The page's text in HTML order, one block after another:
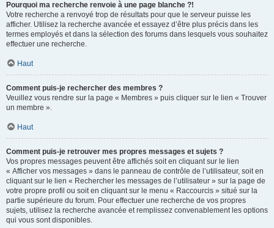
Pourquoi ma recherche renvoie à une page blanche ?!
Votre recherche a renvoyé trop de résultats pour que le serveur puisse les
afficher. Utilisez la recherche avancée et essayez d’être plus précis dans les
termes employés et dans la sélection des forums dans lesquels vous souhaitez
effectuer une recherche.
Haut
Comment puis-je rechercher des membres ?
Veuillez vous rendre sur la page « Membres » puis cliquer sur le lien « Trouver
un membre ».
Haut
Comment puis-je retrouver mes propres messages et sujets ?
Vos propres messages peuvent être affichés soit en cliquant sur le lien
« Afficher vos messages » dans le panneau de contrôle de l’utilisateur, soit en
cliquant sur le lien « Rechercher les messages de l’utilisateur » sur la page de
votre propre profil ou soit en cliquant sur le menu « Raccourcis » situé sur la
partie supérieure du forum. Pour effectuer une recherche de vos propres
sujets, utilisez la recherche avancée et remplissez convenablement les options
qui vous sont disponibles.